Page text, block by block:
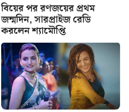
বিয়ের পর রণজয়ের প্রথম
জন্মদিন, সারপ্রাইজ রেডি
করলেন শ্যামৌপ্তি